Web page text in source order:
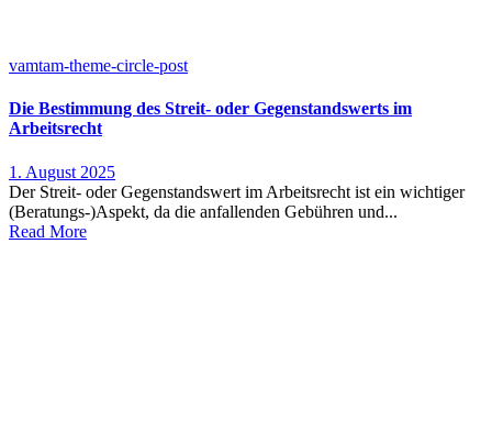
vamtam-theme-circle-post
Die Bestimmung des Streit- oder Gegenstandswerts im
Arbeitsrecht
1. August 2025
Der Streit- oder Gegenstandswert im Arbeitsrecht ist ein wichtiger
(Beratungs-)Aspekt, da die anfallenden Gebühren und...
Read More